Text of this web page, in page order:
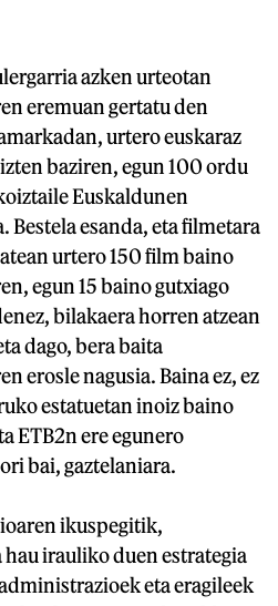
azken urteotan
eremuan gertatu den
urtero euskaraz
baziren, egun 100 ordu
Euskaldunen
Bestela esanda, eta filmetara
urtero 150 film baino
egun 15 baino gutxiago
bilakaera horren atzean
dago, bera baita
erosle nagusia. Baina ez, ez
estatuetan inoiz baino
ETB2n ere egunero
bai, gaztelaniara.
ikuspegitik,
hau irauliko duen estrategia
eta eragileek